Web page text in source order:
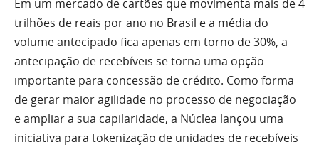
Em um mercado de cartões que movimenta mais de 4
trilhões de reais por ano no Brasil e a média do
volume antecipado fica apenas em torno de 30%, a
antecipação de recebíveis se torna uma opção
importante para concessão de crédito. Como forma
de gerar maior agilidade no processo de negociação
e ampliar a sua capilaridade, a Núclea lançou uma
iniciativa para tokenização de unidades de recebíveis